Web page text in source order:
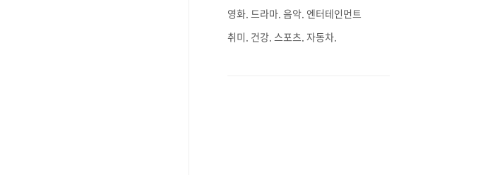
영화. 드라마. 음악. 엔터테인먼트
취미. 건강. 스포츠. 자동차.